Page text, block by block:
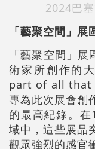
2024巴
「藝聚空間 」展
「藝聚空間」
術家所創作的
part of all that
專為此次展會創
的最高紀錄。
域中，這些展品
觀眾強烈的感官